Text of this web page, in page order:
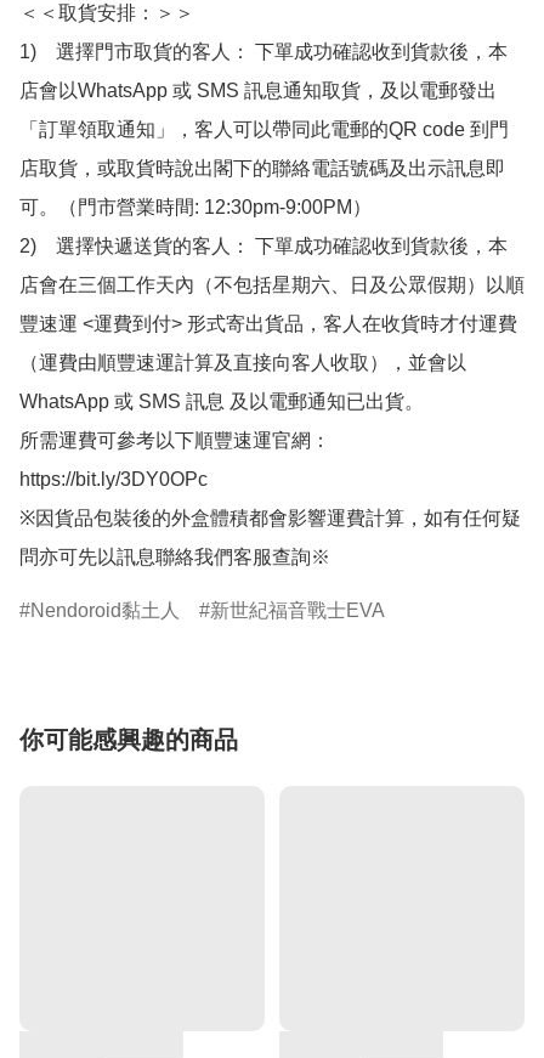
＜＜取貨安排：＞＞
1)　選擇門市取貨的客人： 下單成功確認收到貨款後，本
店會以WhatsApp 或 SMS 訊息通知取貨，及以電郵發出
「訂單領取通知」，客人可以帶同此電郵的QR code 到門
店取貨，或取貨時說出閣下的聯絡電話號碼及出示訊息即
可。（門市營業時間: 12:30pm-9:00PM）
2)　選擇快遞送貨的客人： 下單成功確認收到貨款後，本
店會在三個工作天內（不包括星期六、日及公眾假期）以順
豐速運 <運費到付> 形式寄出貨品，客人在收貨時才付運費
（運費由順豐速運計算及直接向客人收取），並會以
WhatsApp 或 SMS 訊息 及以電郵通知已出貨。
所需運費可參考以下順豐速運官網：
https://bit.ly/3DY0OPc
※因貨品包裝後的外盒體積都會影響運費計算，如有任何疑
問亦可先以訊息聯絡我們客服查詢※
Nendoroid黏土人 新世紀福音戰士EVA
你可能感興趣的商品